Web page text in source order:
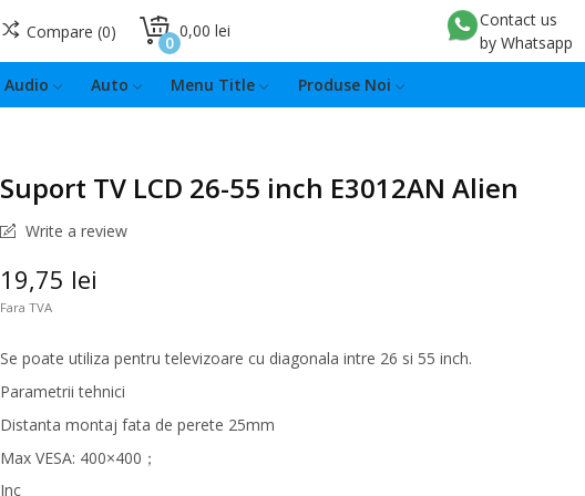
Compare 0 0,00 lei
0
Contact us
by Whatsapp
Audio Auto Menu Title Produse Noi
Suport TV LCD 26-55 inch E3012AN Alien
Write a review
19,75 lei
Fara TVA
Se poate utiliza pentru televizoare cu diagonala intre 26 si 55 inch.
Parametrii tehnici
Distanta montaj fata de perete 25mm
Max VESA: 400×400；
Inc